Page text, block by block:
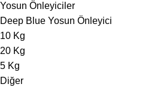
Yosun Önleyiciler
Deep Blue Yosun Önleyici
10 Kg
20 Kg
5 Kg
Diğer